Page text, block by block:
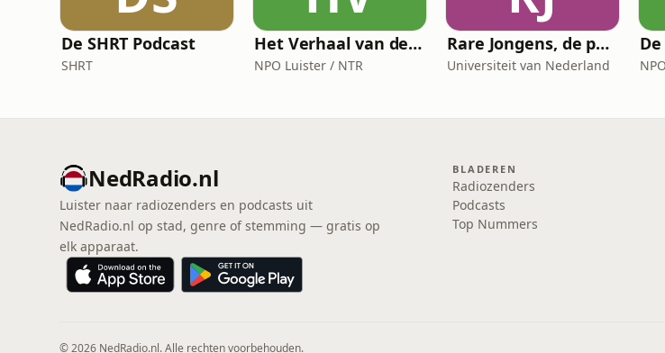
De SHRT Podcast
SHRT
Het Verhaal van de Schaal
NPO Luister / NTR
Rare Jongens, de podcast
Universiteit van Nederland
NedRadio.nl
Luister naar radiozenders en podcasts uit
NedRadio.nl op stad, genre of stemming — gratis op
elk apparaat.
BLADEREN
Radiozenders
Podcasts
Top Nummers
© 2026 NedRadio.nl. Alle rechten voorbehouden.